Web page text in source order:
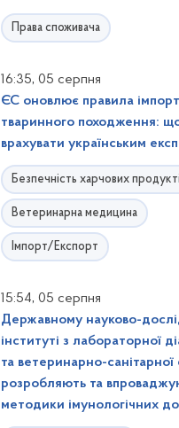
Права споживача
16:35, 05 серпня
ЄС оновлює правила
тваринного походження:
врахувати українським
Безпечність харчових
Ветеринарна медицина
Імпорт/Експорт
15:54, 05 серпня
Державному науково-
інституті з лабораторної
та ветеринарно-санітарної
розробляють та
методики імунологічних